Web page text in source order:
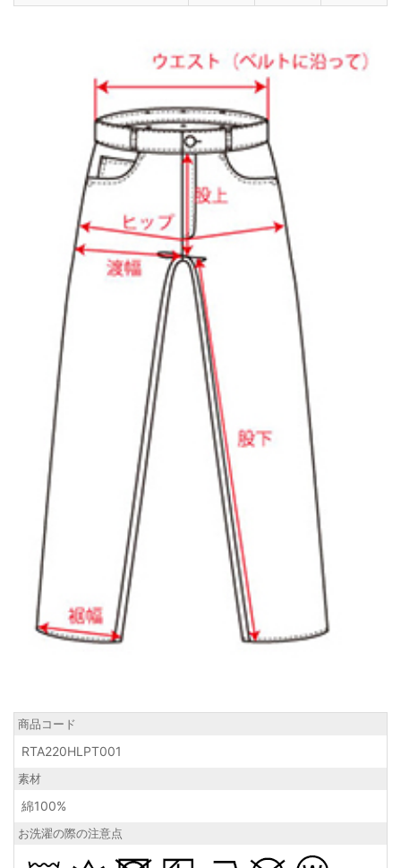
商品コード
RTA220HLPT001
素材
綿100%
お洗濯の際の注意点